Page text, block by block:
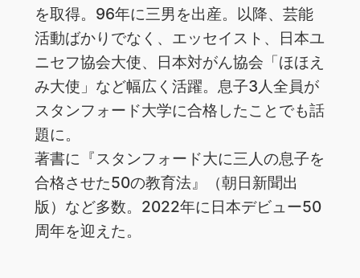
を取得。96年に三男を出産。以降、芸能
活動ばかりでなく、エッセイスト、日本ユ
ニセフ協会大使、日本対がん協会「ほほえ
み大使」など幅広く活躍。息子3人全員が
スタンフォード大学に合格したことでも話
題に。
著書に『スタンフォード大に三人の息子を
合格させた50の教育法』（朝日新聞出
版）など多数。2022年に日本デビュー50
周年を迎えた。